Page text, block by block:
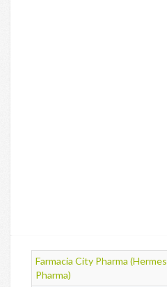
Farmacia City Pharma (Hermes
Pharma)